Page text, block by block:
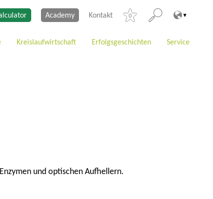
Academy Kontakt 0
Kreislaufwirtschaft Erfolgsgeschichten Service
und optischen Aufhellern.